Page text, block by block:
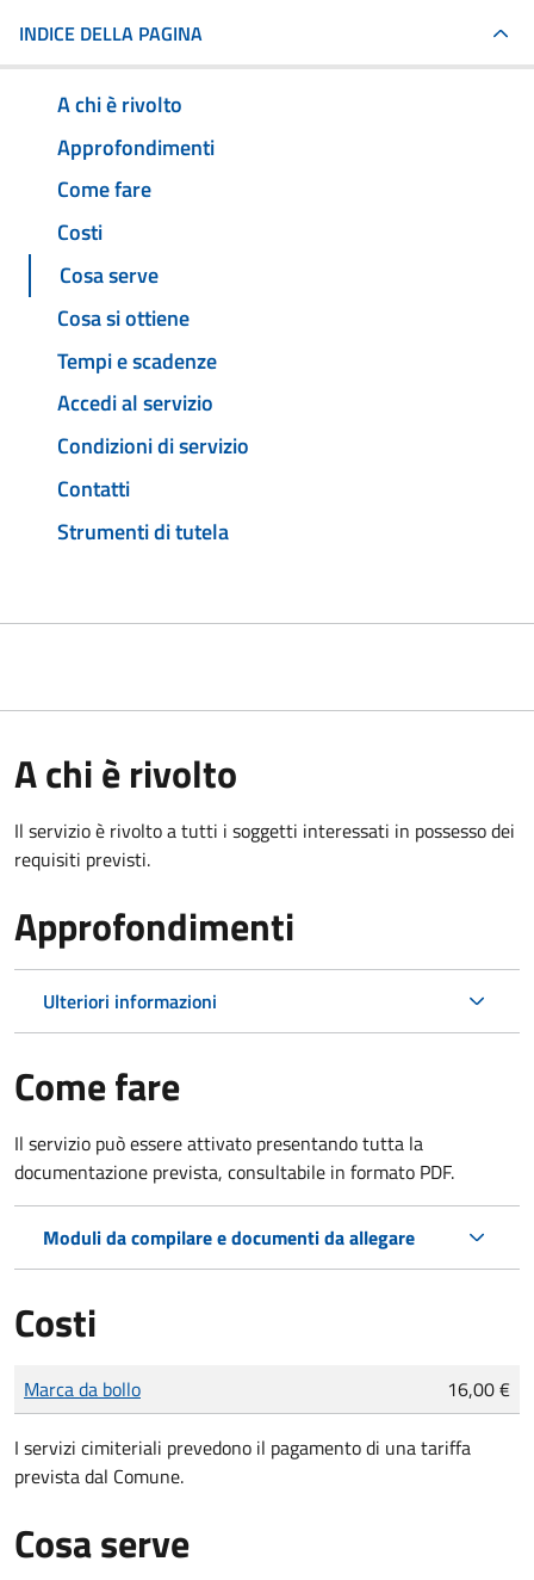
INDICE DELLA PAGINA
A chi è rivolto
Approfondimenti
Come fare
Costi
Cosa serve
Cosa si ottiene
Tempi e scadenze
Accedi al servizio
Condizioni di servizio
Contatti
Strumenti di tutela
A chi è rivolto
Il servizio è rivolto a tutti i soggetti interessati in possesso dei
requisiti previsti.
Approfondimenti
Ulteriori informazioni
Come fare
Il servizio può essere attivato presentando tutta la
documentazione prevista, consultabile in formato PDF.
Moduli da compilare e documenti da allegare
Costi
Tipo di pagamento
Importo
Marca da bollo 16,00 €
I servizi cimiteriali prevedono il pagamento di una tariffa
prevista dal Comune.
Cosa serve